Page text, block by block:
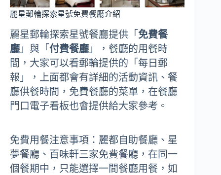
麗星郵輪探索星號免費餐廳介紹
麗星郵輪探索星號餐廳提供「 免費餐
廳 」與「 付費餐廳 」，餐廳的用餐時
間，大家可以看郵輪提供的「每日郵
報」，上面都會有詳細的活動資訊、餐
廳供餐時間，免費餐廳的菜單，在餐廳
門口電子看板也會提供給大家參考。
免費用餐注意事項：麗都自助餐廳、星
夢餐廳、百味軒三家免費餐廳，在同一
個餐期中，只能選擇一間餐廳用餐，如